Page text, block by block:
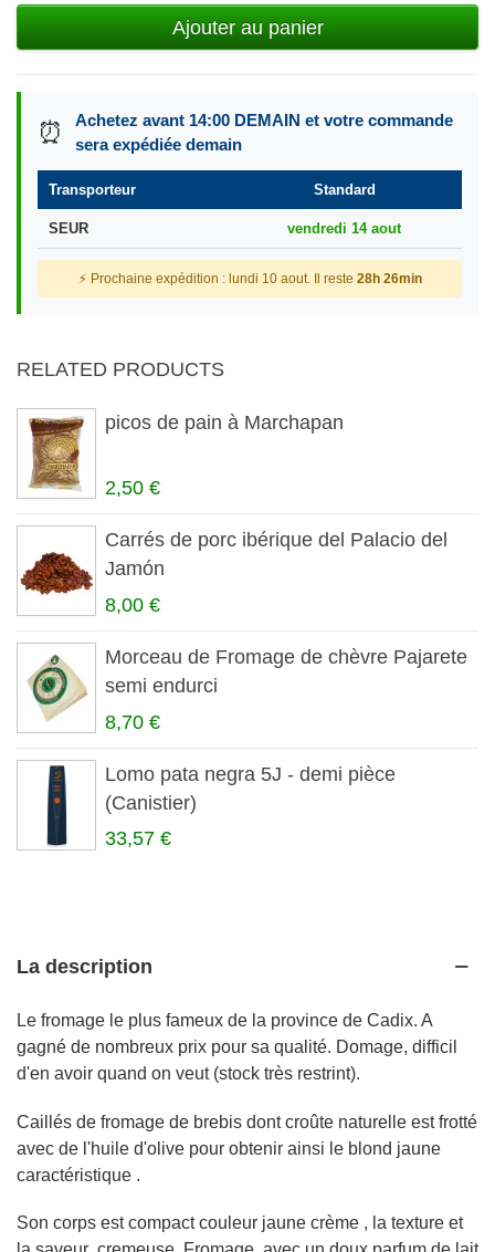
Ajouter au panier
⏰
Achetez avant 14:00 DEMAIN et votre commande
sera expédiée demain
Transporteur Standard
SEUR vendredi 14 aout
⚡ Prochaine expédition : lundi 10 aout. Il reste 28h 26min
RELATED PRODUCTS
picos de pain à Marchapan
2,50 €
Carrés de porc ibérique del Palacio del
Jamón
8,00 €
Morceau de Fromage de chèvre Pajarete
semi endurci
8,70 €
Lomo pata negra 5J - demi pièce
(Canistier)
33,57 €
La description
Le fromage le plus fameux de la province de Cadix. A
gagné de nombreux prix pour sa qualité. Domage, difficil
d'en avoir quand on veut (stock très restrint).
Caillés de fromage de brebis dont croûte naturelle est frotté
avec de l'huile d'olive pour obtenir ainsi le blond jaune
caractéristique .
Son corps est compact couleur jaune crème , la texture et